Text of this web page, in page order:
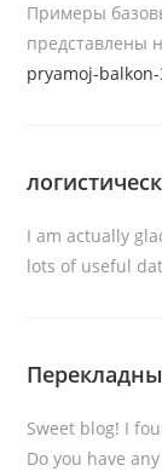
Примеры
представлены
pryamoj-
I am actually
lots of useful
Sweet blog! I
Do you have